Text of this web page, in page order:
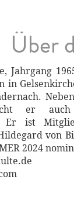
Über
Jahrgang
in
er auch
Er ist
von
2024